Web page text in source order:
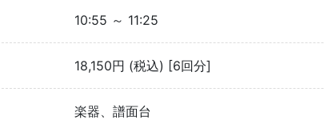
10:55 ～ 11:25
18,150円 (税込) [6回分]
楽器、譜面台